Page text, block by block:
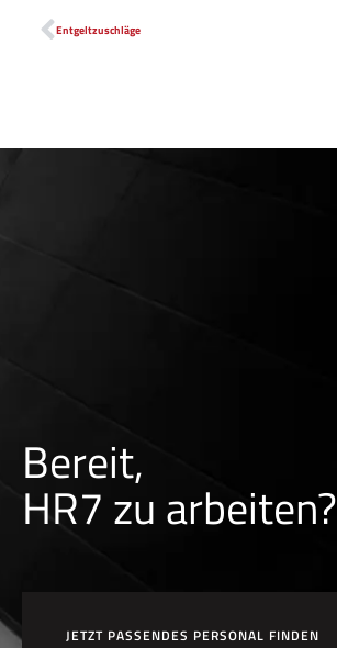
Entgeltzuschläge
Bereit,
HR7 zu arbeiten?
JETZT PASSENDES PERSONAL FINDEN